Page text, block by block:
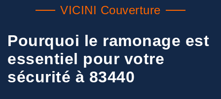
VICINI Couverture
Pourquoi le ramonage est
essentiel pour votre
sécurité à 83440